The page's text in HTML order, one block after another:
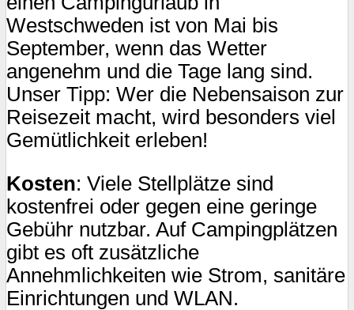
Westschweden ist von Mai bis
September, wenn das Wetter
angenehm und die Tage lang sind.
Unser Tipp: Wer die Nebensaison zur
Reisezeit macht, wird besonders viel
Gemütlichkeit erleben!
Kosten: Viele Stellplätze sind
kostenfrei oder gegen eine geringe
Gebühr nutzbar. Auf Campingplätzen
gibt es oft zusätzliche
Annehmlichkeiten wie Strom, sanitäre
Einrichtungen und WLAN.